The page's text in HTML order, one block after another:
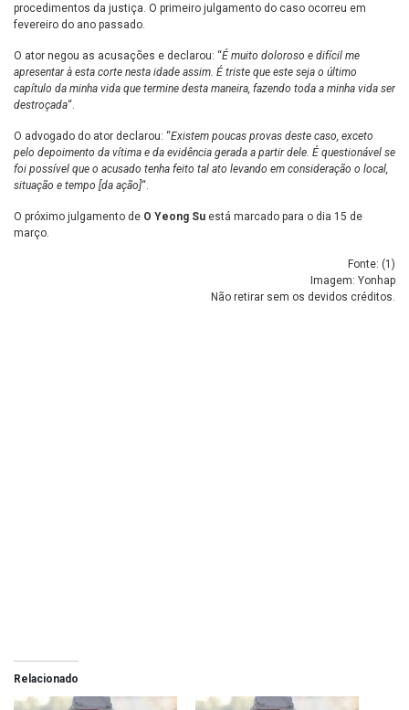
procedimentos da justiça. O primeiro julgamento do caso ocorreu em
fevereiro do ano passado.
O ator negou as acusações e declarou: “É muito doloroso e difícil me
apresentar à esta corte nesta idade assim. É triste que este seja o último
capítulo da minha vida que termine desta maneira, fazendo toda a minha vida ser
destroçada“.
O advogado do ator declarou: “Existem poucas provas deste caso, exceto
pelo depoimento da vítima e da evidência gerada a partir dele. É questionável se
foi possível que o acusado tenha feito tal ato levando em consideração o local,
situação e tempo [da ação]“.
O próximo julgamento de O Yeong Su está marcado para o dia 15 de
março.
Fonte: (1 )
Imagem: Yonhap
Não retirar sem os devidos créditos.
Relacionado